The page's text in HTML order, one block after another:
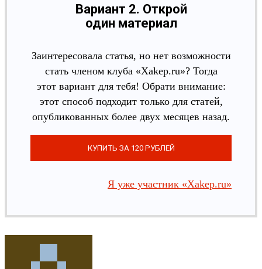
Вариант 2. Открой
один материал
Заинтересовала статья, но нет возможности
стать членом клуба «Xakep.ru»? Тогда
этот вариант для тебя! Обрати внимание:
этот способ подходит только для статей,
опубликованных более двух месяцев назад.
Я уже участник «Xakep.ru»